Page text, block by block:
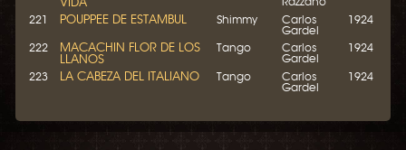
221 POUPPEE DE ESTAMBUL Shimmy
Carlos
Gardel
1924
222 MACACHIN FLOR DE LOS
LLANOS
Tango
Carlos
Gardel
1924
223 LA CABEZA DEL ITALIANO Tango
Carlos
Gardel
1924